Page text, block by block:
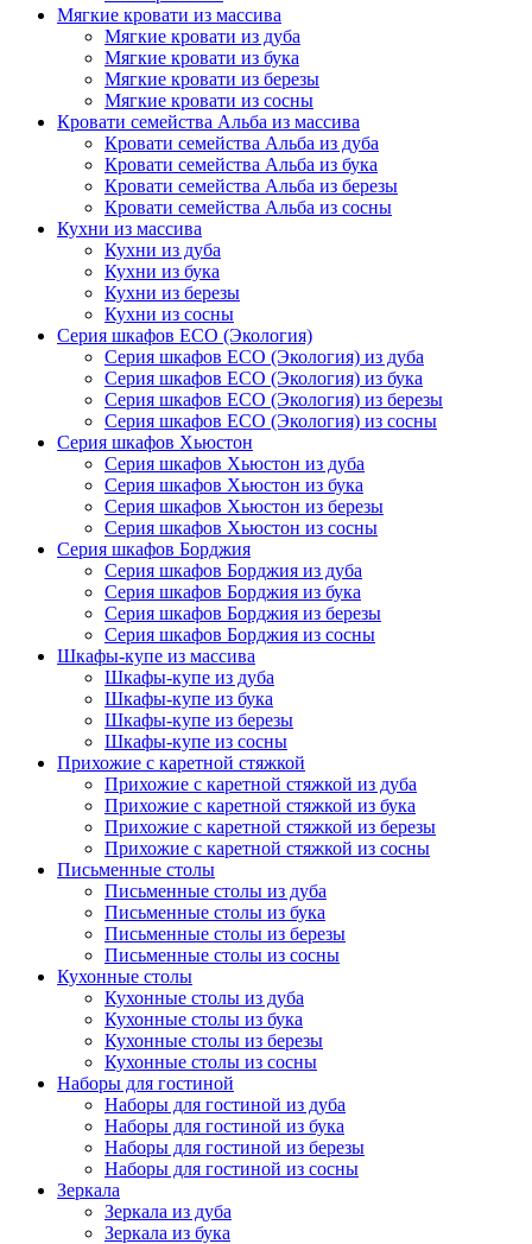
Мягкие кровати из массива
Мягкие кровати из дуба
Мягкие кровати из бука
Мягкие кровати из березы
Мягкие кровати из сосны
Кровати семейства Альба из массива
Кровати семейства Альба из дуба
Кровати семейства Альба из бука
Кровати семейства Альба из березы
Кровати семейства Альба из сосны
Кухни из массива
Кухни из дуба
Кухни из бука
Кухни из березы
Кухни из сосны
Серия шкафов ECO (Экология)
Серия шкафов ECO (Экология) из дуба
Серия шкафов ECO (Экология) из бука
Серия шкафов ECO (Экология) из березы
Серия шкафов ECO (Экология) из сосны
Серия шкафов Хьюстон
Серия шкафов Хьюстон из дуба
Серия шкафов Хьюстон из бука
Серия шкафов Хьюстон из березы
Серия шкафов Хьюстон из сосны
Серия шкафов Борджия
Серия шкафов Борджия из дуба
Серия шкафов Борджия из бука
Серия шкафов Борджия из березы
Серия шкафов Борджия из сосны
Шкафы-купе из массива
Шкафы-купе из дуба
Шкафы-купе из бука
Шкафы-купе из березы
Шкафы-купе из сосны
Прихожие с каретной стяжкой
Прихожие с каретной стяжкой из дуба
Прихожие с каретной стяжкой из бука
Прихожие с каретной стяжкой из березы
Прихожие с каретной стяжкой из сосны
Письменные столы
Письменные столы из дуба
Письменные столы из бука
Письменные столы из березы
Письменные столы из сосны
Кухонные столы
Кухонные столы из дуба
Кухонные столы из бука
Кухонные столы из березы
Кухонные столы из сосны
Наборы для гостиной
Наборы для гостиной из дуба
Наборы для гостиной из бука
Наборы для гостиной из березы
Наборы для гостиной из сосны
Зеркала
Зеркала из дуба
Зеркала из бука